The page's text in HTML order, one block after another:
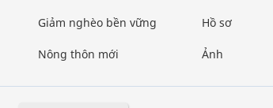
Giảm nghèo bền vững
Nông thôn mới
Hồ sơ
Ảnh